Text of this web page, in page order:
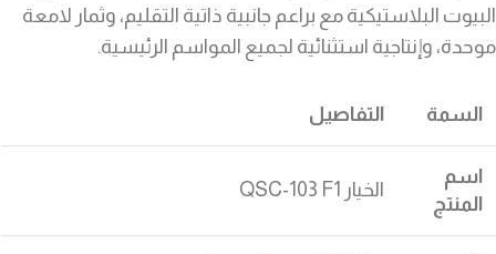
البيوت البلاستيكية مع براعم جانبية ذاتية التقليم، وثمار لامعة
موحدة، وإنتاجية استثنائية لجميع المواسم الرئيسية.
السمة التفاصيل
اسم
المنتج
الخيار QSC-103 F1